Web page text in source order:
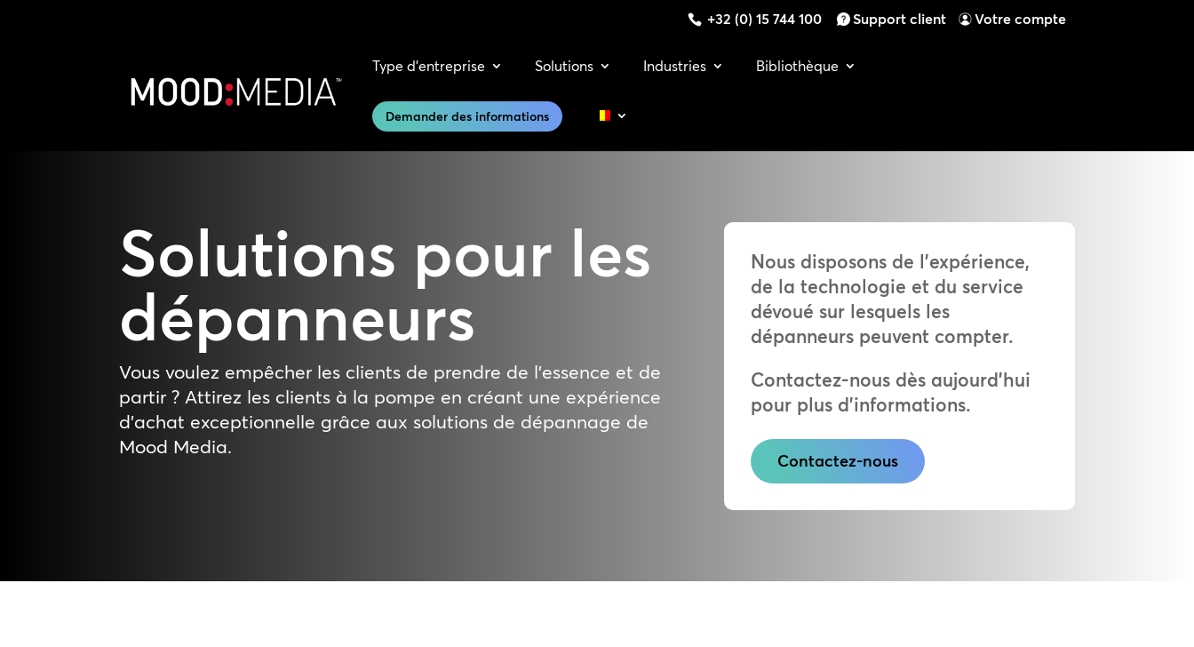
+32 (0) 15 744 100 Support client Votre compte
Type d’entreprise Solutions Industries Bibliothèque
Demander des informations
Solutions pour les
dépanneurs
Vous voulez empêcher les clients de prendre de l’essence et de
partir ? Attirez les clients à la pompe en créant une expérience
d’achat exceptionnelle grâce aux solutions de dépannage de
Mood Media.
Nous disposons de l’expérience,
de la technologie et du service
dévoué sur lesquels les
dépanneurs peuvent compter.
Contactez-nous dès aujourd’hui
pour plus d’informations.
Contactez-nous